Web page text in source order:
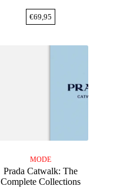
€69,95
MODE
Prada Catwalk: The
Complete Collections